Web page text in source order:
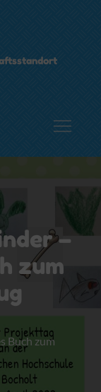
–
zum
Buch zum